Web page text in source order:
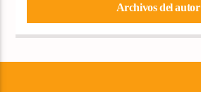
Archivos del autor